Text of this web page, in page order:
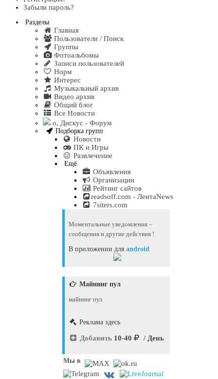
Забыли пароль?
Разделы
Главная
Пользователи / Поиск
Группы
Фотоальбомы
Записи пользователей
Норм
Интерес
Музыкальный архив
Видео архив
Общий блог
Все Новости
о, Дискус - Форум
Подборка групп
Новости
ПК и Игры
Развлечение
Ещё
Объявления
Организации
Рейтинг сайтов
readsoff.com - ЛентаNews
7siters.com
Моментальные уведомления –
сообщения и другие действия !
В приложении для android
Майнинг пул
майнинг пул
Реклама здесь
Добавить 10-40 / День
Мы в